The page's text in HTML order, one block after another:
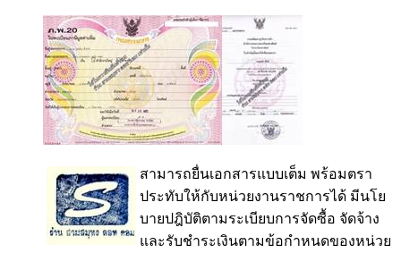
สามารถยื่นเอกสารแบบเต็ม พร้อมตรา
ประทับให้กับหน่วยงานราชการได้ มีนโย
บายปฎิบัติตามระเบียบการจัดซื้อ จัดจ้าง
และรับชำระเงินตามข้อกำหนดของหน่วย